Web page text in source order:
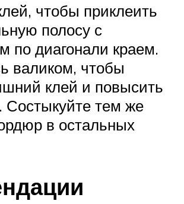
чтобы приклеить
полосу с
по диагонали краем.
валиком, чтобы
клей и повысить
Состыкуйте тем же
в остальных